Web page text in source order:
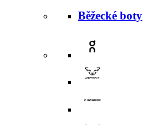
Běžecké boty